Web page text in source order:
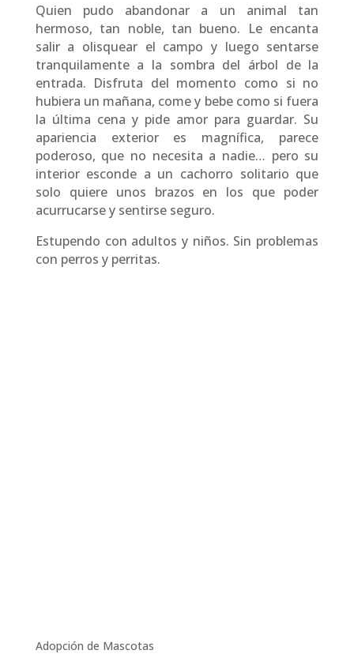
Quien pudo abandonar a un animal tan
hermoso, tan noble, tan bueno. Le encanta
salir a olisquear el campo y luego sentarse
tranquilamente a la sombra del árbol de la
entrada. Disfruta del momento como si no
hubiera un mañana, come y bebe como si fuera
la última cena y pide amor para guardar. Su
apariencia exterior es magnífica, parece
poderoso, que no necesita a nadie… pero su
interior esconde a un cachorro solitario que
solo quiere unos brazos en los que poder
acurrucarse y sentirse seguro.
Estupendo con adultos y niños. Sin problemas
con perros y perritas.
Adopción de Mascotas